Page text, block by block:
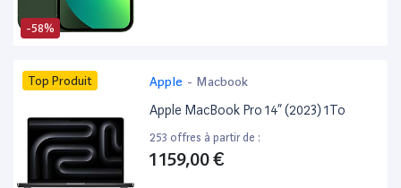
-58%
Top Produit Apple - Macbook
Apple MacBook Pro 14” (2023) 1To
253 offres à partir de :
1 159,00 €